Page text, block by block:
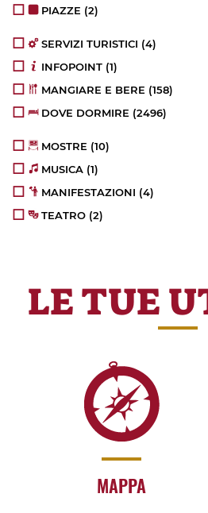
PIAZZE (2)
SERVIZI TURISTICI (4)
INFOPOINT (1)
MANGIARE E BERE (158)
DOVE DORMIRE (2496)
MOSTRE (10)
MUSICA (1)
MANIFESTAZIONI (4)
TEATRO (2)
LE TUE
MAPPA